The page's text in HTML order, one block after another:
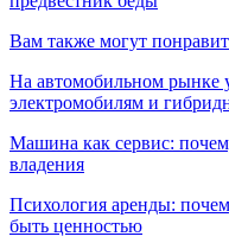
Вам также могут
На автомобильном рынке
электромобилям и
Машина как сервис:
владения
Психология аренды:
быть ценностью